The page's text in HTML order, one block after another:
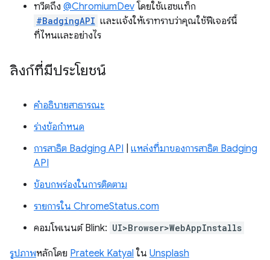
ทวีตถึง @ChromiumDevโดยใช้แฮชแท็ก
#BadgingAPI และแจ้งให้เราทราบว่าคุณใช้ฟีเจอร์นี้
ที่ไหนและอย่างไร
ลิงก์ที่มีประโยชน์
คำอธิบายสาธารณะ
ร่างข้อกำหนด
การสาธิต Badging API
แหล่งที่มาของการสาธิต Badging
API
ข้อบกพร่องในการติดตาม
รายการใน ChromeStatus.com
คอมโพเนนต์ Blink: UI>Browser>WebAppInstalls
รูปภาพหลักโดย Prateek Katyal ใน Unsplash